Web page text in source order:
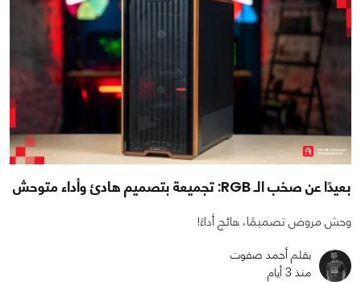
بعيدًا عن صخب الـ RGB: تجميعة بتصميم هادئ وأداء متوحش
وحش مروض تصميمًا، هائج أداءً!
بقلم أحمد صفوت
منذ 3 أيام